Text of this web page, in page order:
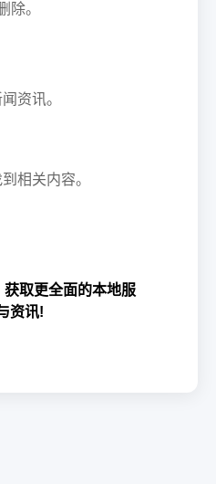
除。
资讯。
相关内容。
取更全面的本地服
资讯!